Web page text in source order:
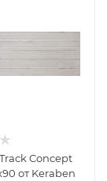
Concept
от Keraben